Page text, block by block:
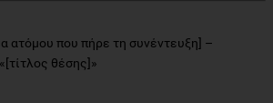
ατόμου που πήρε τη συνέντευξη] –
θέσης]»